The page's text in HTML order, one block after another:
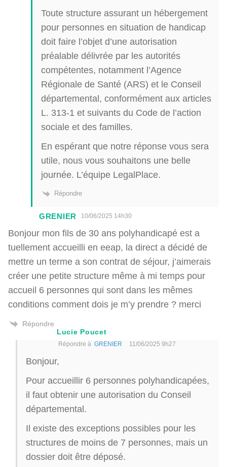
Toute structure assurant un hébergement
pour personnes en situation de handicap
doit faire l’objet d’une autorisation
préalable délivrée par les autorités
compétentes, notamment l’Agence
Régionale de Santé (ARS) et le Conseil
départemental, conformément aux articles
L. 313-1 et suivants du Code de l’action
sociale et des familles.
En espérant que notre réponse vous sera
utile, nous vous souhaitons une belle
journée. L’équipe LegalPlace.
Répondre
GRENIER 10/06/2025 14h30
Bonjour mon fils de 30 ans polyhandicapé est a
tuellement accueilli en eeap, la direct a décidé de
mettre un terme a son contrat de séjour, j’aimerais
créer une petite structure même à mi temps pour
accueil 6 personnes qui sont dans les mêmes
conditions comment dois je m’y prendre ? merci
Répondre
Lucie Poucet
Répondre à GRENIER 11/06/2025 9h27
Bonjour,
Pour accueillir 6 personnes polyhandicapées,
il faut obtenir une autorisation du Conseil
départemental.
Il existe des exceptions possibles pour les
structures de moins de 7 personnes, mais un
dossier doit être déposé.